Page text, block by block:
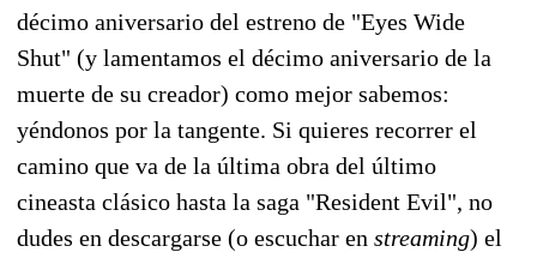
décimo aniversario del estreno de "Eyes Wide
Shut" (y lamentamos el décimo aniversario de la
muerte de su creador) como mejor sabemos:
yéndonos por la tangente. Si quieres recorrer el
camino que va de la última obra del último
cineasta clásico hasta la saga "Resident Evil", no
dudes en descargarse (o escuchar en streaming) el